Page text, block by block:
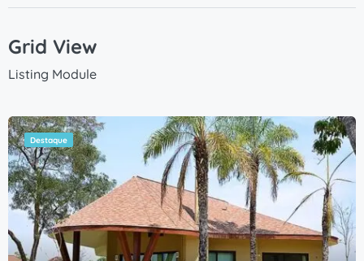
Grid View
Listing Module
Destaque